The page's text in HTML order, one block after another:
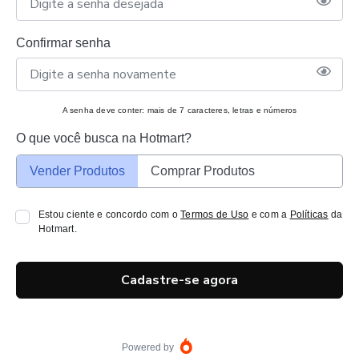
Confirmar senha
A senha deve conter: mais de 7 caracteres, letras e números
O que você busca na Hotmart?
Vender Produtos Comprar Produtos
Estou ciente e concordo com oTermos de Uso e com a Políticas da
Hotmart.
Cadastre-se agora
Powered by